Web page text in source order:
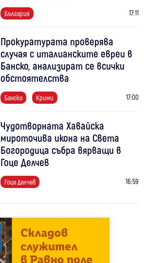
България 17:11
Прокуратурата проверява
случая с италианските евреи в
Банско, анализират се всички
обстоятелства
Банско Крими 17:00
Чудотворната Хавайска
мироточива икона на Света
Богородица събра вярващи в
Гоце Делчев
Гоце Делчев 16:59